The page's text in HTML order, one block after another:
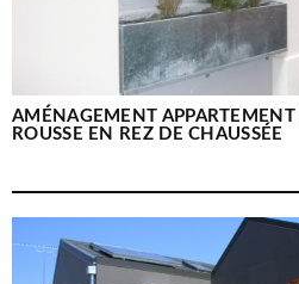
AMÉNAGEMENT APPARTEMENT
ROUSSE EN REZ DE CHAUSSÉE